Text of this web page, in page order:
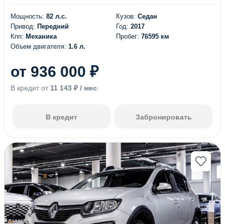
Мощность: 82 л.с.
Привод: Передний
Кпп: Механика
Объем двигателя: 1.6 л.
Кузов: Седан
Год: 2017
Пробег: 76595 км
от 936 000 ₽
В кредит от 11 143 ₽ / мес
В кредит Забронировать